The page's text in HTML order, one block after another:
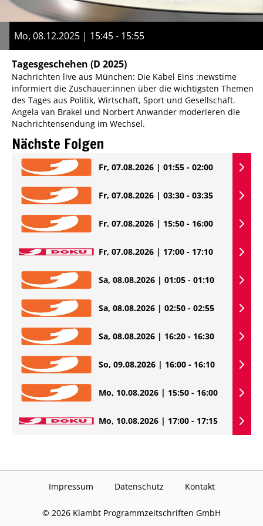
Mo, 08.12.2025 | 15:45 - 15:55
Tagesgeschehen (D 2025)
Nachrichten live aus München: Die Kabel Eins :newstime
informiert die Zuschauer:innen über die wichtigsten Themen
des Tages aus Politik, Wirtschaft, Sport und Gesellschaft.
Angela van Brakel und Norbert Anwander moderieren die
Nachrichtensendung im Wechsel.
Nächste Folgen
Fr, 07.08.2026 | 01:55 - 02:00
Fr, 07.08.2026 | 03:30 - 03:35
Fr, 07.08.2026 | 15:50 - 16:00
Fr, 07.08.2026 | 17:00 - 17:10
Sa, 08.08.2026 | 01:05 - 01:10
Sa, 08.08.2026 | 02:50 - 02:55
Sa, 08.08.2026 | 16:20 - 16:30
So, 09.08.2026 | 16:00 - 16:10
Mo, 10.08.2026 | 15:50 - 16:00
Mo, 10.08.2026 | 17:00 - 17:15
Impressum Datenschutz Kontakt
© 2026 Klambt Programmzeitschriften GmbH